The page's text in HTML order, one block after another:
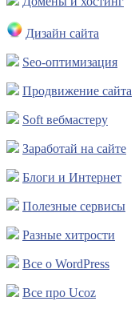
Дизайн сайта
Seo-оптимизация
Продвижение сайта
Soft вебмастеру
Заработай на сайте
Блоги и Интернет
Полезные сервисы
Разные хитрости
Все о WordPress
Все про Ucoz